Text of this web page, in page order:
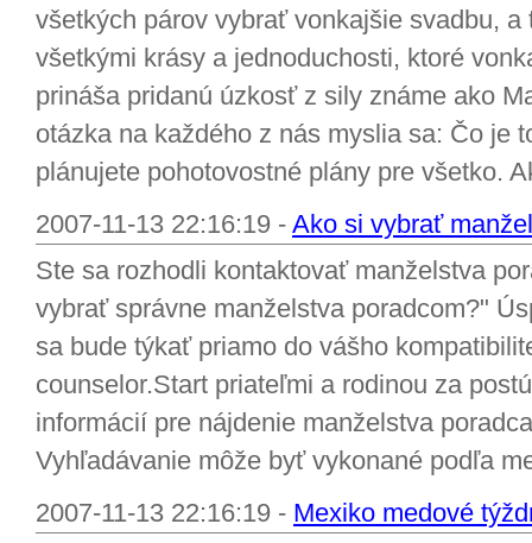
všetkých párov vybrať vonkajšie svadbu, a
všetkými krásy a jednoduchosti, ktoré
prináša pridanú úzkosť z sily známe ako
otázka na každého z nás myslia sa: Čo je
plánujete pohotovostné plány pre všetko.
2007-11-13 22:16:19 - Ako si vybrať
Ste sa rozhodli kontaktovať manželstva
vybrať správne manželstva poradcom?"
sa bude týkať priamo do vášho
counselor.Start priateľmi a rodinou za
informácií pre nájdenie manželstva
Vyhľadávanie môže byť vykonané podľa
2007-11-13 22:16:19 - Mexiko medové